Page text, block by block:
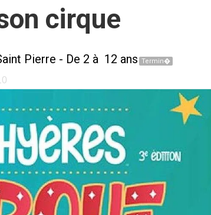
cirque
Pierre - De 2 à 12 ans Termin�